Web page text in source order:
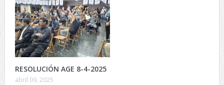
RESOLUCIÓN AGE 8-4-2025
abril 09, 2025